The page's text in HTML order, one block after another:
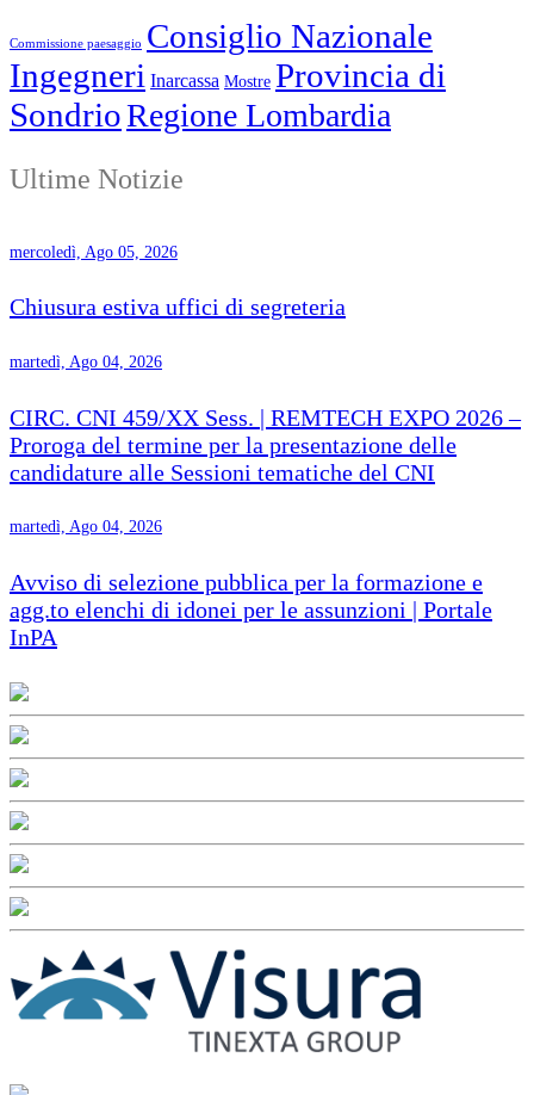
Commissione paesaggio Consiglio Nazionale
Ingegneri Inarcassa Mostre Provincia di
SondrioRegione Lombardia
Ultime Notizie
mercoledì, Ago 05, 2026
Chiusura estiva uffici di segreteria
martedì, Ago 04, 2026
CIRC. CNI 459/XX Sess. | REMTECH EXPO 2026 –
Proroga del termine per la presentazione delle
candidature alle Sessioni tematiche del CNI
martedì, Ago 04, 2026
Avviso di selezione pubblica per la formazione e
agg.to elenchi di idonei per le assunzioni | Portale
InPA